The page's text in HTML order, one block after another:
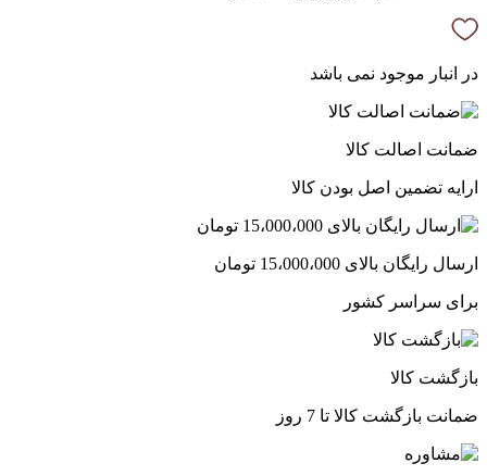
در انبار موجود نمی باشد
ضمانت اصالت کالا
ارایه تضمین اصل بودن کالا
ارسال رایگان بالای 15،000،000 تومان
برای سراسر کشور
بازگشت کالا
ضمانت بازگشت کالا تا 7 روز